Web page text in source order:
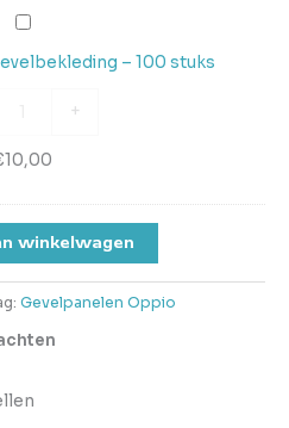
stuks
Doosje
schroeven
gevelbekleding
stuks
– 100 stuks
+
10,00
winkelwagen
Gevelpanelen Oppio